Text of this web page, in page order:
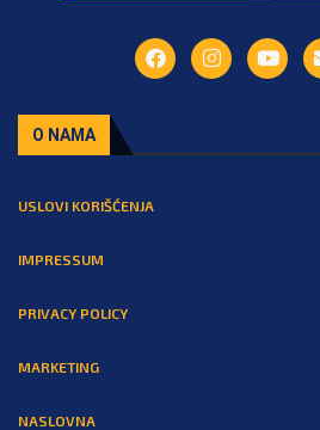
O NAMA
USLOVI KORIŠĆENJA
IMPRESSUM
PRIVACY POLICY
MARKETING
NASLOVNA